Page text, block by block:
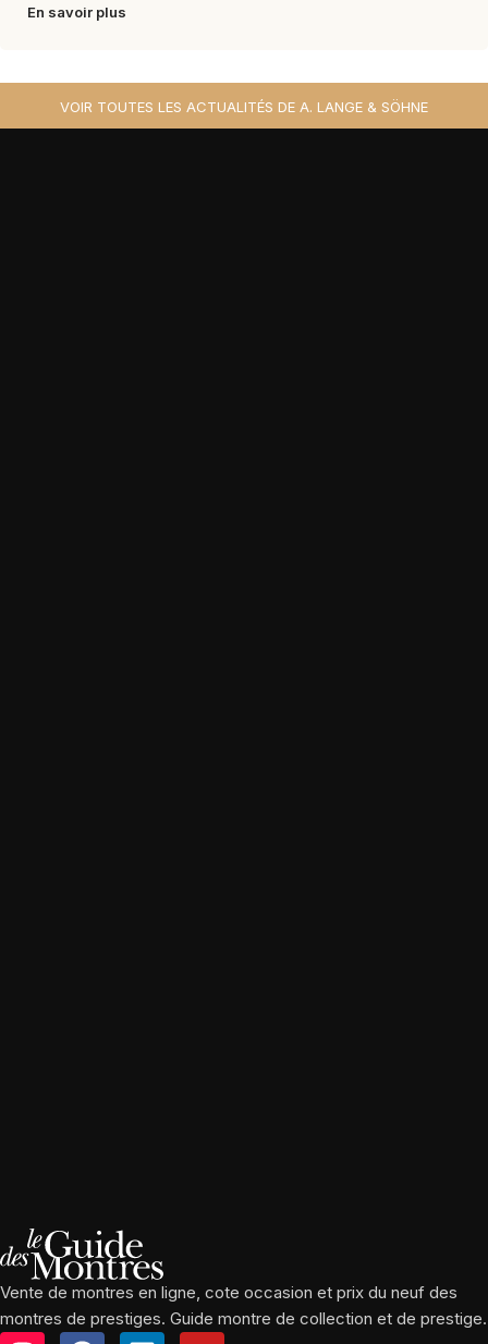
En savoir plus
VOIR TOUTES LES ACTUALITÉS DE A. LANGE & SÖHNE
Vente de montres en ligne, cote occasion et prix du neuf des
montres de prestiges. Guide montre de collection et de prestige.